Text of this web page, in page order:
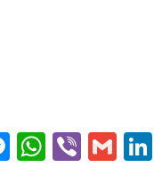
Viber